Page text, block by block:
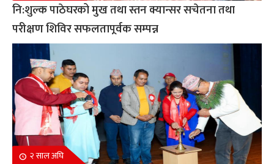
नि:शुल्क पाठेघरको मुख तथा स्तन क्यान्सर सचेतना तथा
परीक्षण शिविर सफलतापूर्वक सम्पन्न
२ साल अघि